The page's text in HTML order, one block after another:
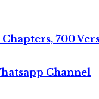
700
Channel